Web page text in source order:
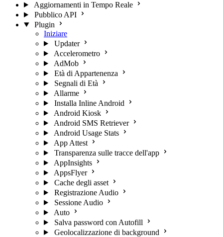
Aggiornamenti in Tempo Reale
Pubblico API
Plugin
Iniziare
Updater
Accelerometro
AdMob
Età di Appartenenza
Segnali di Età
Allarme
Installa Inline Android
Android Kiosk
Android SMS Retriever
Android Usage Stats
App Attest
Transparenza sulle tracce dell'app
AppInsights
AppsFlyer
Cache degli asset
Registrazione Audio
Sessione Audio
Auto
Salva password con Autofill
Geolocalizzazione di background